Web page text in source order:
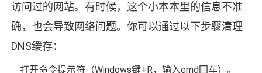
访问过的网站。有时候，这个小本本里的信息不准
确，也会导致网络问题。你可以通过以下步骤清理
DNS缓存：
打开命令提示符（Windows键+R，输入cmd回车）。